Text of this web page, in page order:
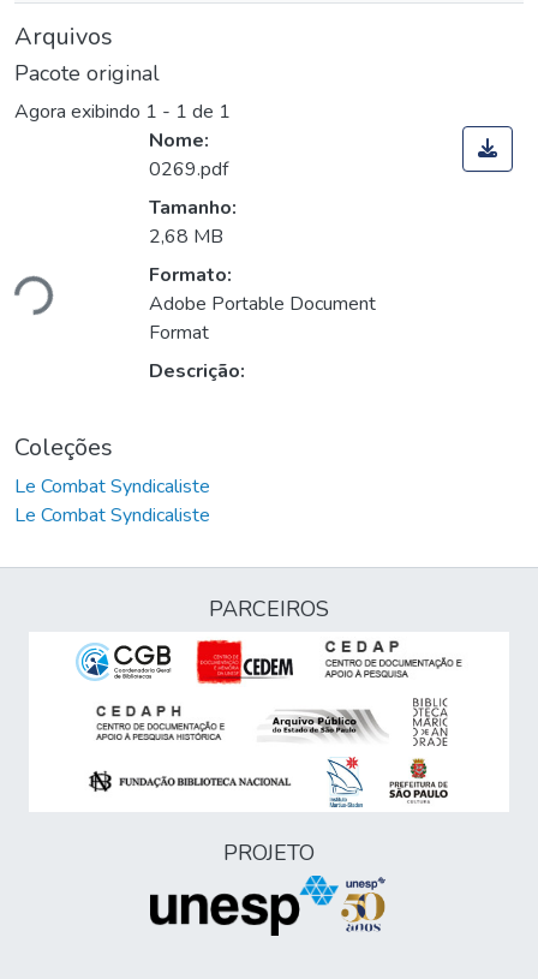
Arquivos
Pacote original
Agora exibindo 1 - 1 de 1
Nome:
0269.pdf
Tamanho:
2,68 MB
Formato:
Adobe Portable Document
Format
Descrição:
Coleções
Le Combat Syndicaliste
Le Combat Syndicaliste
PARCEIROS
PROJETO